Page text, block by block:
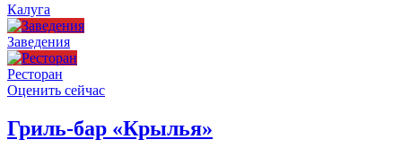
Калуга
Заведения
Ресторан
Оценить сейчас
Гриль-бар «Крылья»